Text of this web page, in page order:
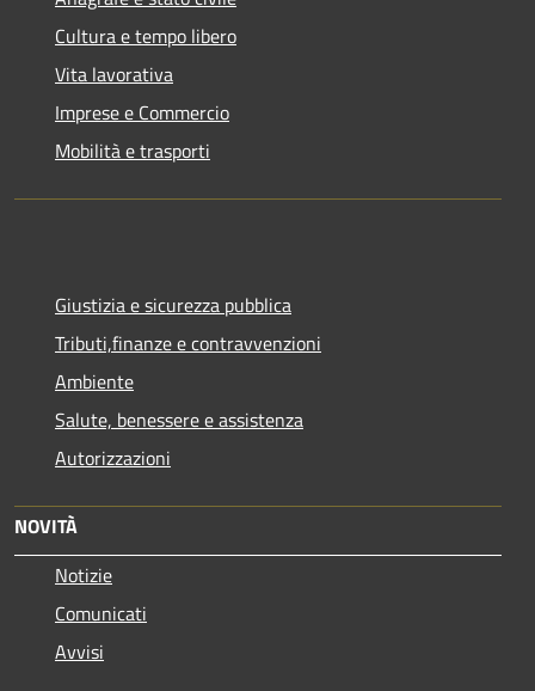
Cultura e tempo libero
Vita lavorativa
Imprese e Commercio
Mobilità e trasporti
Giustizia e sicurezza pubblica
Tributi,finanze e contravvenzioni
Ambiente
Salute, benessere e assistenza
Autorizzazioni
NOVITÀ
Notizie
Comunicati
Avvisi